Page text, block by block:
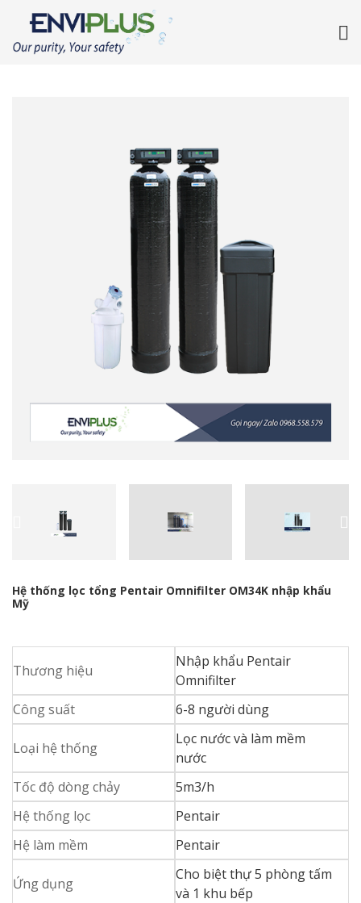
Hệ thống lọc tổng Pentair Omnifilter OM34K nhập khẩu
Mỹ
Thương hiệu
Nhập khẩu Pentair
Omnifilter
Công suất
6-8 người dùng
Loại hệ thống
Lọc nước và làm mềm
nước
Tốc độ dòng chảy
5m3/h
Hệ thống lọc
Pentair
Hệ làm mềm
Pentair
Ứng dụng
Cho biệt thự 5 phòng tấm
và 1 khu bếp